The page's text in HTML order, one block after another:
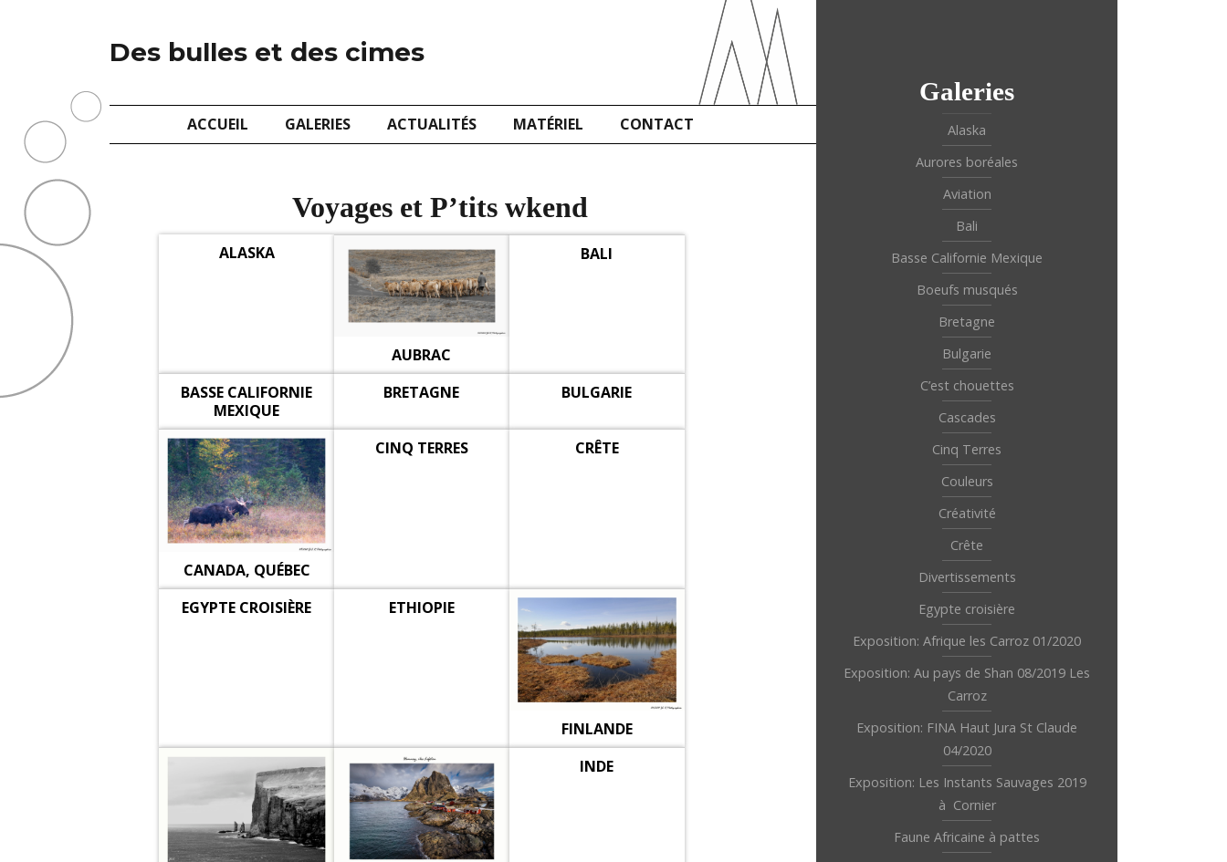
Des bulles et des cimes
ACCUEIL GALERIES ACTUALITÉS MATÉRIEL CONTACT
Voyages et P’tits wkend
ALASKA
AUBRAC
BALI
BASSE CALIFORNIE
MEXIQUE
BRETAGNE BULGARIE
CANADA, QUÉBEC
CINQ TERRES CRÊTE
EGYPTE CROISIÈRE ETHIOPIE
FINLANDE
INDE
Galeries
Alaska
Aurores boréales
Aviation
Bali
Basse Californie Mexique
Boeufs musqués
Bretagne
Bulgarie
C’est chouettes
Cascades
Cinq Terres
Couleurs
Créativité
Crête
Divertissements
Egypte croisière
Exposition: Afrique les Carroz 01/2020
Exposition: Au pays de Shan 08/2019 Les
Carroz
Exposition: FINA Haut Jura St Claude
04/2020
Exposition: Les Instants Sauvages 2019
à Cornier
Faune Africaine à pattes